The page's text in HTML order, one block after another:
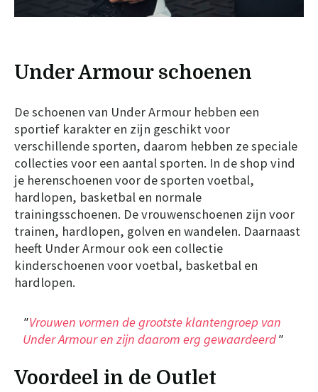
Under Armour schoenen
De schoenen van Under Armour hebben een
sportief karakter en zijn geschikt voor
verschillende sporten, daarom hebben ze speciale
collecties voor een aantal sporten. In de shop vind
je herenschoenen voor de sporten voetbal,
hardlopen, basketbal en normale
trainingsschoenen. De vrouwenschoenen zijn voor
trainen, hardlopen, golven en wandelen. Daarnaast
heeft Under Armour ook een collectie
kinderschoenen voor voetbal, basketbal en
hardlopen.
Vrouwen vormen de grootste klantengroep van
Under Armour en zijn daarom erg gewaardeerd
Voordeel in de Outlet